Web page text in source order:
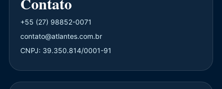
+55 (27) 98852-0071
contato@atlantes.com.br
CNPJ: 39.350.814/0001-91